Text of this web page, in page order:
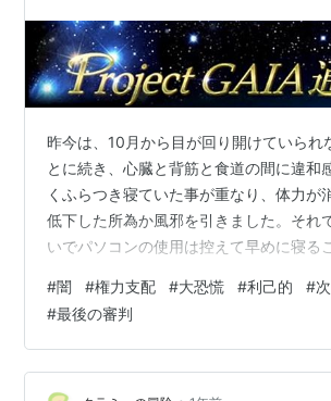
昨今は、10月から目が回り開けていられ
とに続き、心臓と背筋と食道の間に違和
くふらつき寝ていた事が重なり、体力が
低下した所為か風邪を引きました。それ
いでパソコンの使用は控えて早めに寝る
ら、兎に角、体力の回復を優先して免疫
を高めることにしました。 ふと思ったの
背筋と食道の間に違和感と鈍痛と苦しさ
能者より「心臓の近くに得体の知れない
#闇 #権力支配 #大恐慌 #利己的 #
#最後の審判